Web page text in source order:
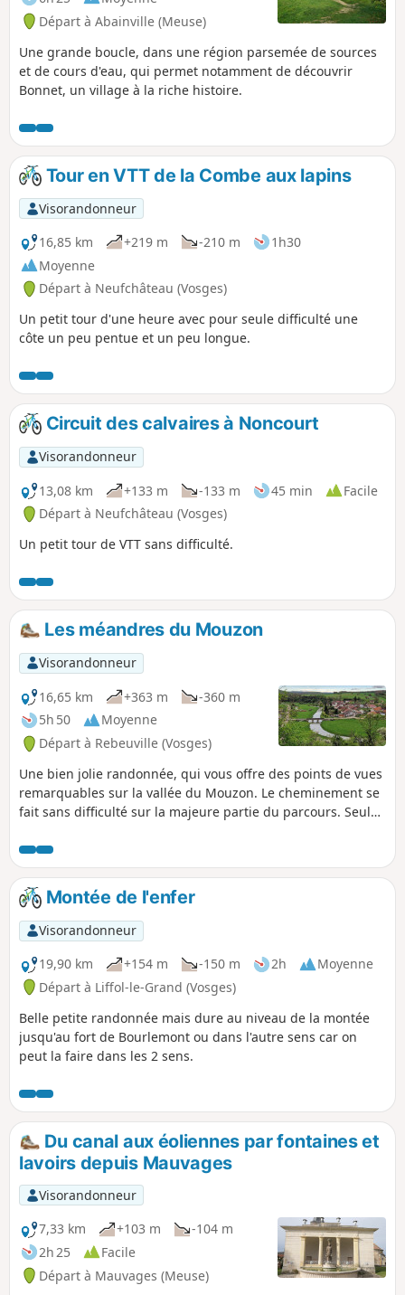
Départ à Abainville (Meuse)
Une grande boucle, dans une région parsemée de sources
et de cours d'eau, qui permet notamment de découvrir
Bonnet, un village à la riche histoire.
Tour en VTT de la Combe aux lapins
Visorandonneur
16,85 km
+219 m -210 m
1h30
Moyenne
Départ à Neufchâteau (Vosges)
Un petit tour d'une heure avec pour seule difficulté une
côte un peu pentue et un peu longue.
Circuit des calvaires à Noncourt
Visorandonneur
13,08 km
+133 m -133 m 45 min
Facile
Départ à Neufchâteau (Vosges)
Un petit tour de VTT sans difficulté.
Les méandres du Mouzon
Visorandonneur
16,65 km
+363 m
-360 m
5h 50
Moyenne
Départ à Rebeuville (Vosges)
Une bien jolie randonnée, qui vous offre des points de vues
remarquables sur la vallée du Mouzon. Le cheminement se
fait sans difficulté sur la majeure partie du parcours. Seuls
Vers le point (3), la descente caillouteuse vers la grotte
d'enfer, - Après le point (8), la descente, par l'escalier
rudimentaire, face au vide, est un peu vertigineuse.
Montée de l'enfer
Visorandonneur
19,90 km
+154 m -150 m 2h
Moyenne
Départ à Liffol-le-Grand (Vosges)
Belle petite randonnée mais dure au niveau de la montée
jusqu'au fort de Bourlemont ou dans l'autre sens car on
peut la faire dans les 2 sens.
Du canal aux éoliennes par fontaines et
lavoirs depuis Mauvages
Visorandonneur
7,33 km
+103 m
-104 m
2h 25
Facile
Départ à Mauvages (Meuse)